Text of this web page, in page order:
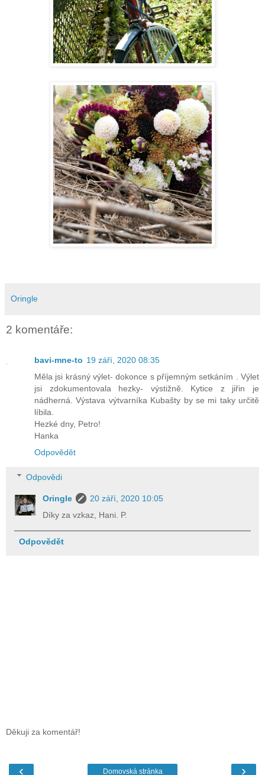
Oringle
2 komentáře:
bavi-mne-to 19 září, 2020 08:35
Měla jsi krásný výlet- dokonce s příjemným setkáním . Výlet
jsi zdokumentovala hezky- výstižně. Kytice z jiřin je
nádherná. Výstava výtvarníka Kubašty by se mi taky určitě
líbila.
Hezké dny, Petro!
Hanka
Odpovědět
Odpovědi
Oringle
20 září, 2020 10:05
Díky za vzkaz, Hani. P.
Odpovědět
Děkuji za komentář!
‹ ›
Domovská stránka